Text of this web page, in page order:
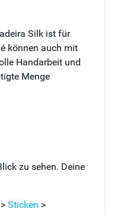
Silk ist für
können auch mit
Handarbeit und
Menge
zu sehen. Deine
Sticken >